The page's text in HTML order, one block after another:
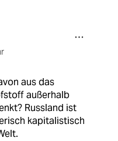
aus das
außerhalb
Russland ist
kapitalistisch